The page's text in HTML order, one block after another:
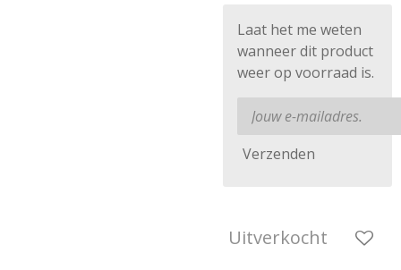
Laat het me weten
wanneer dit product
weer op voorraad is.
Verzenden
Uitverkocht